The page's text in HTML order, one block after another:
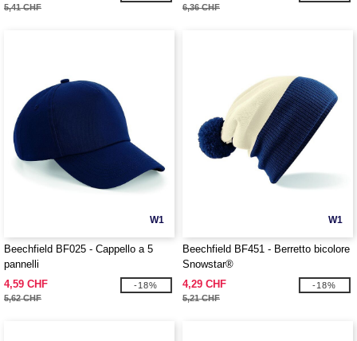
5,41 CHF 6,36 CHF
W1
Beechfield BF025 - Cappello a 5
pannelli
4,59 CHF
5,62 CHF
-18%
W1
Beechfield BF451 - Berretto bicolore
Snowstar®
4,29 CHF
5,21 CHF
-18%